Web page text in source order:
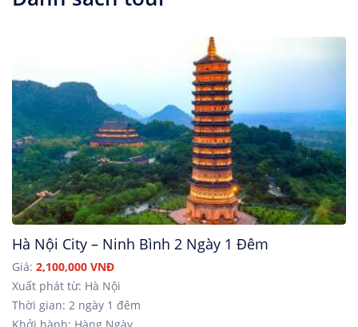
Hà Nội City – Ninh Bình 2 Ngày 1 Đêm
Giá: 2,100,000 VNĐ
Xuất phát từ: Hà Nội
Thời gian: 2 ngày 1 đêm